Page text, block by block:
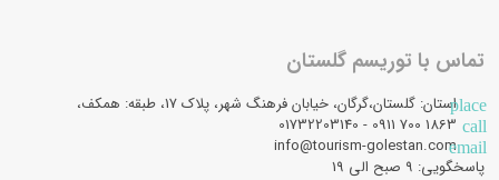
تماس با توریسم گلستان
placeاستان: گلستان،گرگان، خیابان فرهنگ شهر، پلاک 17، طبقه: همکف،
call
email
info@tourism-golestan.com
پاسخگویی: ۹ صبح الی 19